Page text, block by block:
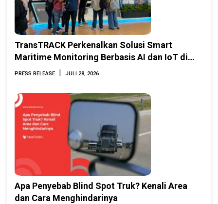
TransTRACK Perkenalkan Solusi Smart
Maritime Monitoring Berbasis AI dan IoT di
INAMARINE 2026
PRESS RELEASE | JULI 28, 2026
Apa Penyebab Blind Spot Truk? Kenali Area
dan Cara Menghindarinya